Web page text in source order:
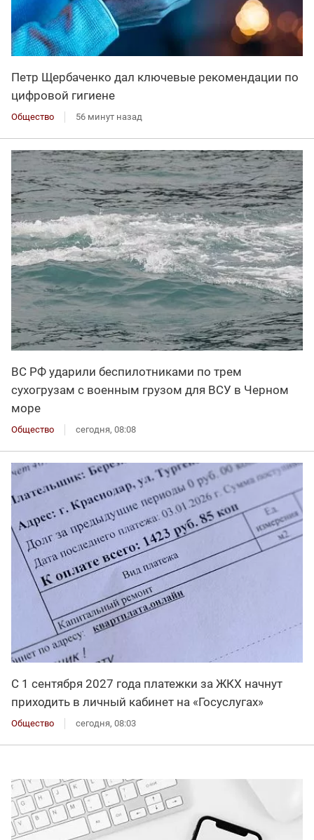
Петр Щербаченко дал ключевые рекомендации по
цифровой гигиене
Общество 56 минут назад
ВС РФ ударили беспилотниками по трем
сухогрузам с военным грузом для ВСУ в Черном
море
Общество сегодня, 08:08
С 1 сентября 2027 года платежки за ЖКХ начнут
приходить в личный кабинет на «Госуслугах»
Общество сегодня, 08:03